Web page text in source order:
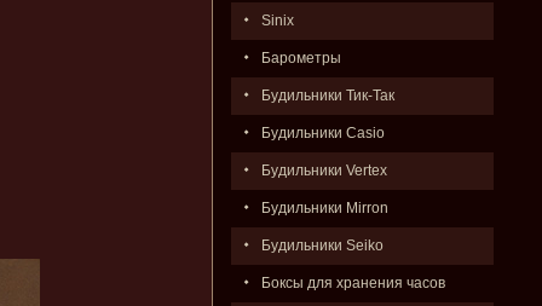
Sinix
Барометры
Будильники Тик-Так
Будильники Casio
Будильники Vertex
Будильники Mirron
Будильники Seiko
Боксы для хранения часов